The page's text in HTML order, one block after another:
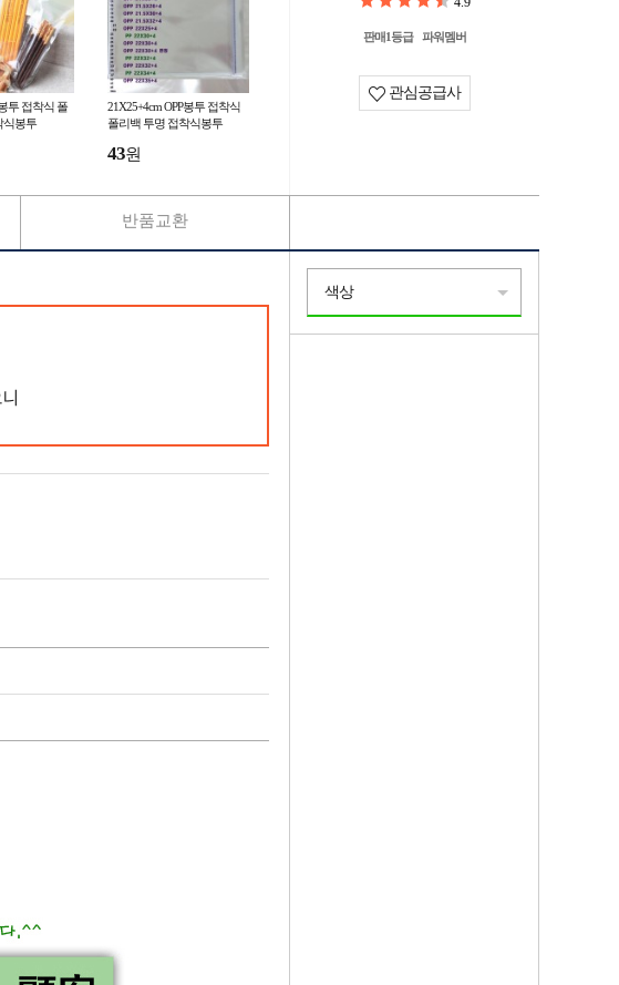
투 접착식 폴
식봉투
21X25+4cm OPP봉투 접착식
폴리백 투명 접착식봉투
43원
판매1등급 파워멤버
관심공급사
반품교환
색상